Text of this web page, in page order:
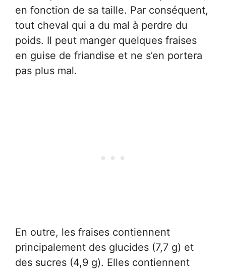
en fonction de sa taille. Par conséquent,
tout cheval qui a du mal à perdre du
poids. Il peut manger quelques fraises
en guise de friandise et ne s’en portera
pas plus mal.
En outre, les fraises contiennent
principalement des glucides (7,7 g) et
des sucres (4,9 g). Elles contiennent